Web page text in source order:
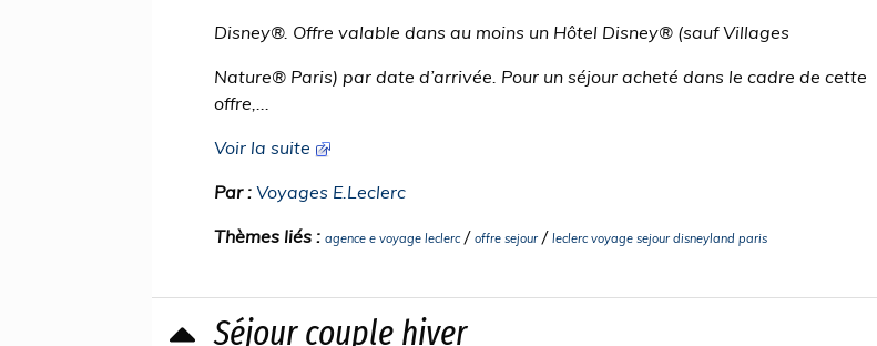
Disney®. Offre valable dans au moins un Hôtel Disney® (sauf Villages
Nature® Paris) par date d’arrivée. Pour un séjour acheté dans le cadre de cette
offre,...
Voir la suite
Par : Voyages E.Leclerc
Thèmes liés : agence e voyage leclerc/ offre sejour / leclerc voyage sejour disneyland paris
Séjour couple hiver